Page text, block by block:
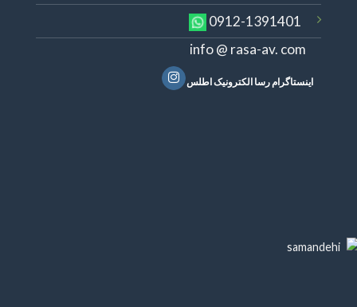
0912-1391401
info @ rasa-av. com
اینستاگرام رسا الکترونیک اطلس